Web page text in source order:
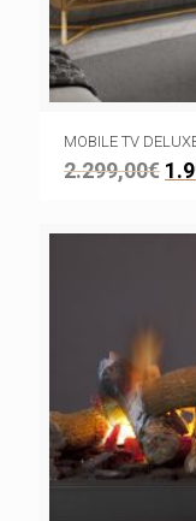
MOBILE TV
2.299,00€